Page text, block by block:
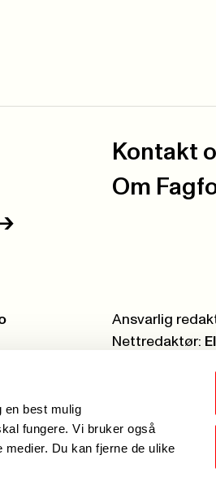
en best mulig
fungere. Vi bruker også
Du kan fjerne de ulike
Kontakt
Om
Ansvarlig
Nettredaktør: